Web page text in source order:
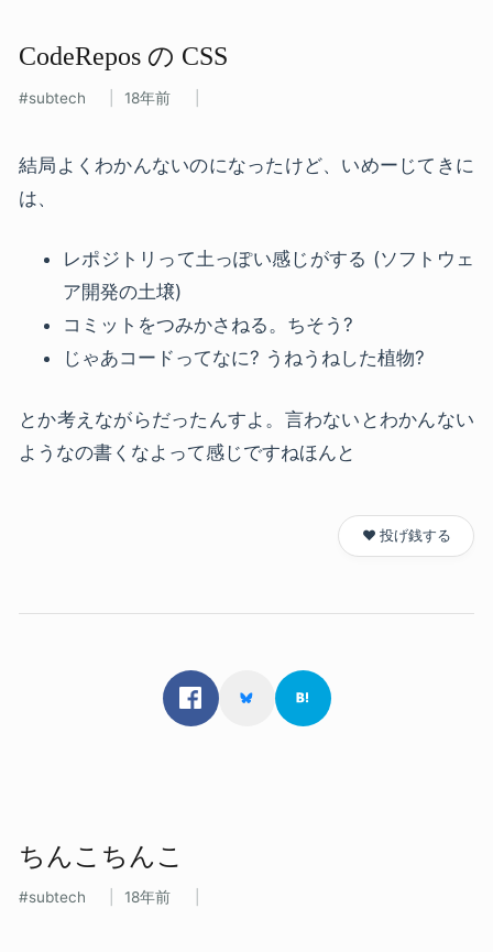
CodeRepos の​ CSS
subtech 18年前
結局よくわかんないのになったけど、いめーじてきに
は、
レポジトリって土っぽい感じがする (ソフトウェ
ア開発の土壌)
コミットをつみかさねる。ちそう?
じゃあコードってなに? うねうねした植物?
とか考えながらだったんすよ。言わないとわかんない
ようなの書くなよって感じですねほんと
❤️ 投げ銭する
ちんこちんこ
subtech 18年前